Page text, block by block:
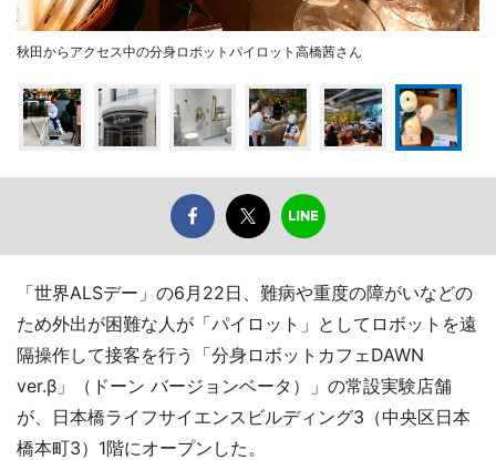
秋田からアクセス中の分身ロボットパイロット高橋茜さん
「世界ALSデー」の6月22日、難病や重度の障がいなどの
ため外出が困難な人が「パイロット」としてロボットを遠
隔操作して接客を行う「分身ロボットカフェDAWN
ver.β」（ドーン バージョンベータ）」の常設実験店舗
が、日本橋ライフサイエンスビルディング3（中央区日本
橋本町3）1階にオープンした。